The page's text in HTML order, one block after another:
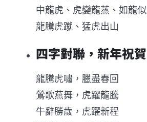
中龍虎、虎變龍蒸、如龍
龍騰虎蹴、猛虎出山
四字對聯，新年祝
龍騰虎嘯，臘盡春回
鶯歌燕舞，虎躍龍騰
牛辭勝歲，虎躍新程